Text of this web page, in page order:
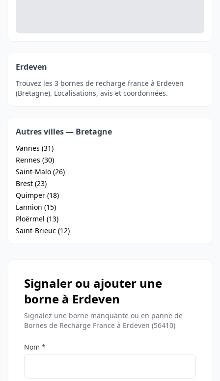
Erdeven
Trouvez les 3 bornes de recharge france à Erdeven
(Bretagne). Localisations, avis et coordonnées.
Autres villes — Bretagne
Vannes (31)
Rennes (30)
Saint-Malo (26)
Brest (23)
Quimper (18)
Lannion (15)
Ploërmel (13)
Saint-Brieuc (12)
Signaler ou ajouter une
borne à Erdeven
Signalez une borne manquante ou en panne de
Bornes de Recharge France à Erdeven (56410)
Nom *